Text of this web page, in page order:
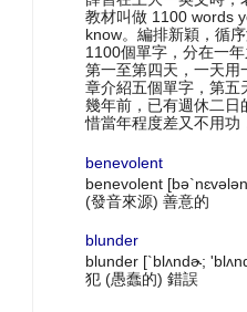
教材叫做 1100 words
know。編排新穎，循
1100個單字，分在一
第一至第四天，一天用
章介紹五個單字，第五
幾年前，已有週休二日
惜當年程度差又不用功
benevolent
benevolent
(發音來源) 善意的
blunder
blunder [`blʌndɚ;
犯 (愚蠢的) 錯誤